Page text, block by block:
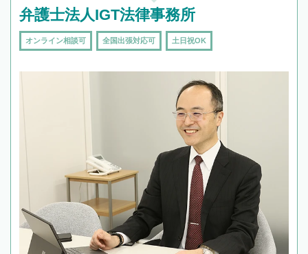
弁護士法人IGT法律事務所
オンライン相談可 全国出張対応可 土日祝OK